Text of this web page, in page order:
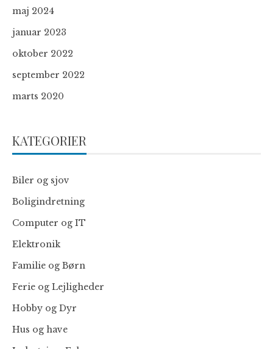
maj 2024
januar 2023
oktober 2022
september 2022
marts 2020
KATEGORIER
Biler og sjov
Boligindretning
Computer og IT
Elektronik
Familie og Børn
Ferie og Lejligheder
Hobby og Dyr
Hus og have